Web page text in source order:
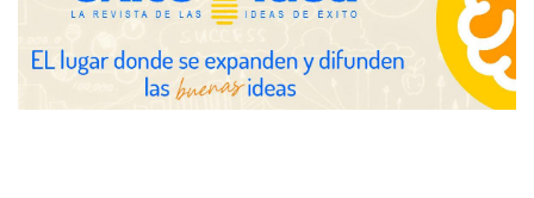
Zoomex mejora su Strategy Center con herramientas
avanzadas para trading estratégico